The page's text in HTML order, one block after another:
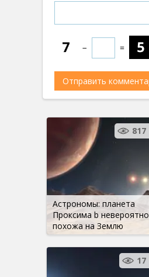
− =
Астрономы: планета
Проксима b невероятно
похожа на Землю
817
17